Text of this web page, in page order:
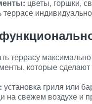
цветы, горшки,
террасу
которые
установка гриля или
на свежем воздухе и